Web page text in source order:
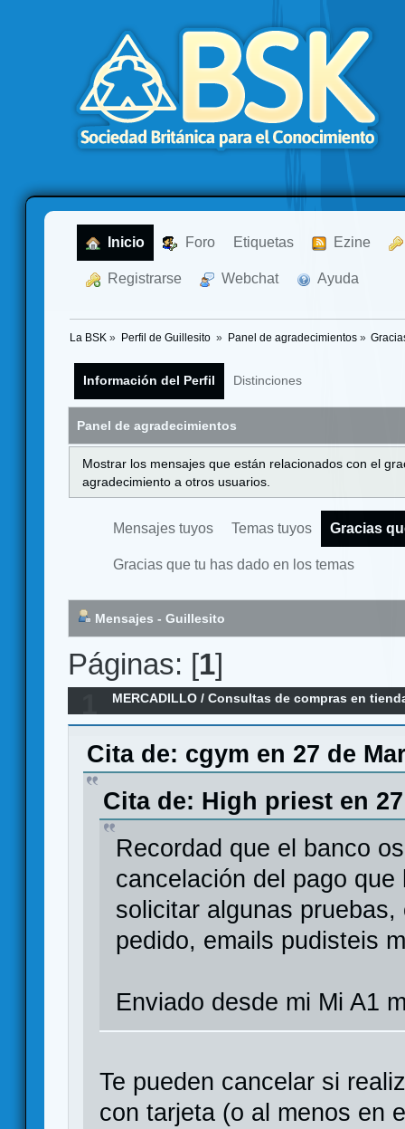
Inicio Foro Etiquetas Ezine
Registrarse Webchat Ayuda
La BSK » Perfil de Guillesito » Panel de agradecimientos»
Información del Perfil Distinciones
Panel de agradecimientos
Mostrar los mensajes que están relacionados con el
agradecimiento a otros usuarios.
Mensajes tuyos Temas tuyos Gracias
Gracias que tu has dado en los temas
Mensajes - Guillesito
Páginas: [1]
MERCADILLO /Consultas de compras en
D10juegos.com
Cita de: cgym en 27 de
Cita de: High priest en
Recordad que el banco
cancelación del pago
solicitar algunas
pedido, emails pudisteis
Enviado desde mi Mi A1
Te pueden cancelar si
con tarjeta (o al menos en